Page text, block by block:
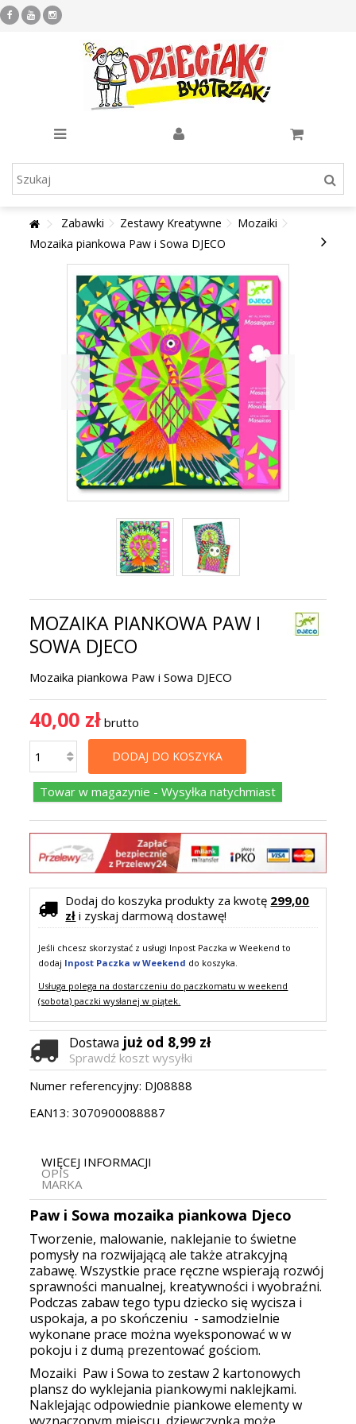
Zabawki Zestawy Kreatywne
Mozaiki
Mozaika piankowa Paw i Sowa DJECO
MOZAIKA PIANKOWA PAW I
SOWA DJECO
Mozaika piankowa Paw i Sowa DJECO
40,00 zł brutto
DODAJ DO KOSZYKA
Towar w magazynie - Wysyłka natychmiast
Dodaj do koszyka produkty za kwotę 299,00
zł i zyskaj darmową dostawę!
Jeśli chcesz skorzystać z usługi Inpost Paczka w Weekend to
dodaj Inpost Paczka w Weekend do koszyka.
Usługa polega na dostarczeniu do paczkomatu w weekend
(sobota) paczki wysłanej w piątek.
Dostawa już od 8,99 zł
Sprawdź koszt wysyłki
Numer referencyjny: DJ08888
EAN13: 3070900088887
WIĘCEJ INFORMACJI
OPIS
MARKA
Paw i Sowa mozaika piankowa Djeco
Tworzenie, malowanie, naklejanie to świetne
pomysły na rozwijającą ale także atrakcyjną
zabawę. Wszystkie prace ręczne wspierają rozwój
sprawności manualnej, kreatywności i wyobraźni.
Podczas zabaw tego typu dziecko się wycisza i
uspokaja, a po skończeniu - samodzielnie
wykonane prace można wyeksponować w w
pokoju i z dumą prezentować gościom.
Mozaiki Paw i Sowa to zestaw 2 kartonowych
plansz do wyklejania piankowymi naklejkami.
Naklejając odpowiednie piankowe elementy w